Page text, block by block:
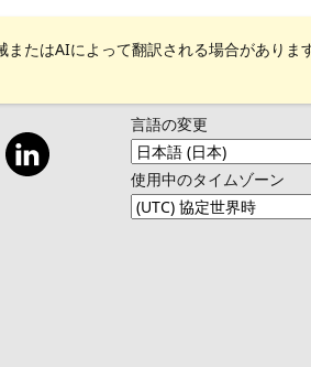
たはAIによって翻訳される場合があります
言語の変更
使用中のタイムゾーン